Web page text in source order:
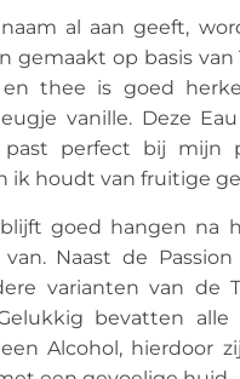
al aan geeft,
gemaakt op basis van
thee is goed
vanille. Deze
past perfect bij mijn
ik houdt van fruitige
goed hangen na
Naast de
varianten van de
bevatten alle
Alcohol, hierdoor